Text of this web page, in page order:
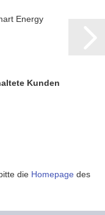
En­er­gy
Kunden
die Homepage des